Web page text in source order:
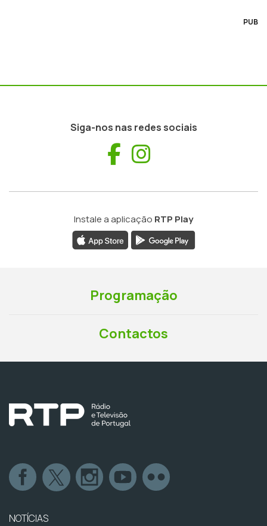
PUB
Siga-nos nas redes sociais
Facebook
Instale a aplicação RTP Play
Programação
Contactos
NOTÍCIAS